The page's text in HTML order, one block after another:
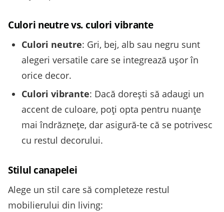
Culori neutre vs. culori vibrante
Culori neutre: Gri, bej, alb sau negru sunt
alegeri versatile care se integrează ușor în
orice decor.
Culori vibrante: Dacă dorești să adaugi un
accent de culoare, poți opta pentru nuanțe
mai îndrăznețe, dar asigură-te că se potrivesc
cu restul decorului.
Stilul canapelei
Alege un stil care să completeze restul
mobilierului din living: